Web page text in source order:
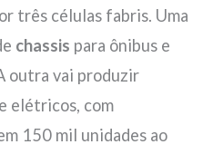
três células fabris. Uma
chassis para ônibus e
outra vai produzir
elétricos, com
150 mil unidades ao